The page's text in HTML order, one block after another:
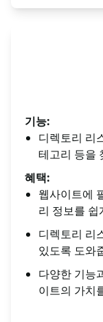
기능:
디렉토리 리
테고리 등을
혜택:
웹사이트에
리 정보를 쉽
디렉토리 리
있도록 도와
다양한 기능
이트의 가치